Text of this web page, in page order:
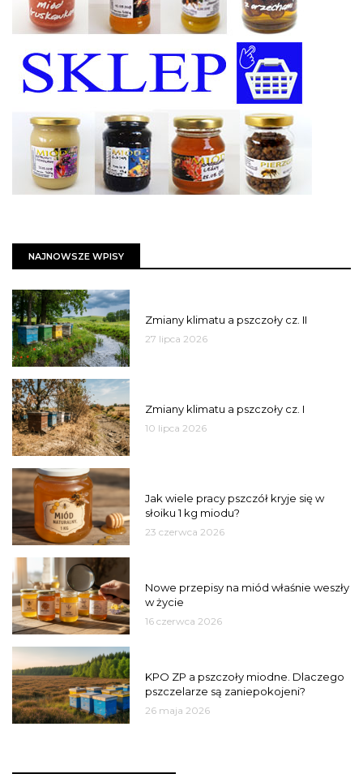
NAJNOWSZE WPISY
Zmiany klimatu a pszczoły cz. II
27 lipca 2026
Zmiany klimatu a pszczoły cz. I
10 lipca 2026
Jak wiele pracy pszczół kryje się w
słoiku 1 kg miodu?
23 czerwca 2026
Nowe przepisy na miód właśnie weszły
w życie
16 czerwca 2026
KPO ZP a pszczoły miodne. Dlaczego
pszczelarze są zaniepokojeni?
26 maja 2026